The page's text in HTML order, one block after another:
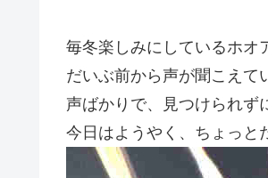
毎冬楽しみにしているホオ
だいぶ前から声が聞こえて
声ばかりで、見つけられず
今日はようやく、ちょっと